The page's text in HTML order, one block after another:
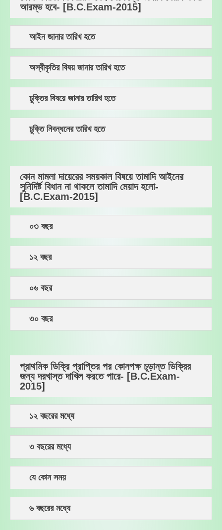
আরম্ভ হবে- [B.C.Exam-2015]
আইন জানার তারিখ হতে
অস্বীকৃতির বিষয় জানার তারিখ হতে
চুক্তির বিষয়ে জানার তারিখ হতে
চুক্তি নিবন্ধনের তারিখ হতে
কোন মামলা দায়েরের সময়কাল বিষয়ে তামাদি আইনের
সুনিদির্ষ্ট বিধান না থাকলে তামাদি মেয়াদ হলো-
[B.C.Exam-2015]
০৩ বছর
১২ বছর
০৬ বছর
৩০ বছর
প্রাথমিক ডিক্রি প্রাপ্তির পর কোনপক্ষ চূড়ান্ত ডিক্রির
জন্য দরখাস্ত দাখিল করতে পারে- [B.C.Exam-
2015]
১২ বছরের মধ্যে
৩ বছরের মধ্যে
যে কোন সময়
৬ বছরের মধ্যে